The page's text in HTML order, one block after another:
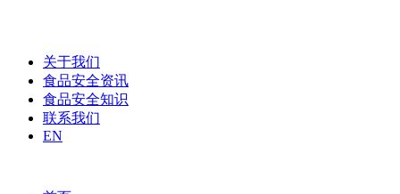
关于我们
食品安全资讯
食品安全知识
联系我们
EN